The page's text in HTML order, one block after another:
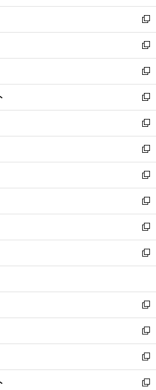
開
く
ウ
で
開
く
ン
ド
ウ
で
開
く
ウ
ィ
ン
ド
ウ
で
開
く
新
し
い
ウ
ィ
ン
ド
ウ
で
開
く
新
し
い
ウ
ィ
ン
ド
ウ
で
開
く
新
し
い
ウ
ィ
ン
ド
ウ
で
開
く
新
し
い
ウ
ィ
ン
ド
ウ
で
開
く
新
し
い
ウ
ィ
ン
ド
ウ
で
開
く
新
し
い
ウ
ィ
ン
ド
ウ
で
開
新
し
い
ウ
ィ
ン
ド
ウ
開
く
新
し
い
ウ
ィ
ン
ウ
で
開
く
新
し
い
ウ
ン
ド
ウ
で
開
く
新
し
ウ
ィ
ン
ド
ウ
で
開
く
新
し
い
ウ
ィ
ン
ド
新
し
い
ウ
ィ
新
し
い
新